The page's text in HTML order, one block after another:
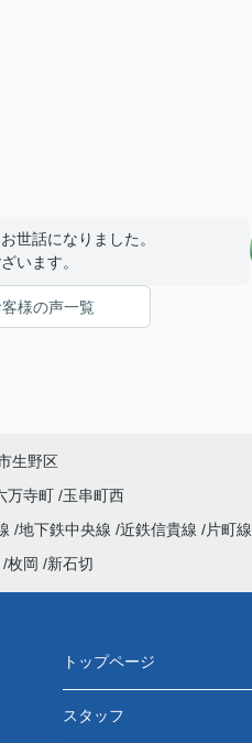
世話になりました。
います。
客様の声一覧
生野区
万寺町 玉串町西
地下鉄中央線 近鉄信貴線 片町線
枚岡 新石切
トップページ
スタッフ